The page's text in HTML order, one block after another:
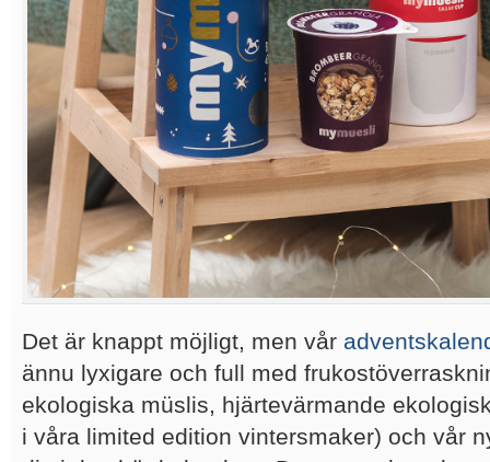
Det är knappt möjligt, men vår
ännu lyxigare och full med
ekologiska müslis, hjärtevärmande
i våra limited edition vintersmaker) och vår